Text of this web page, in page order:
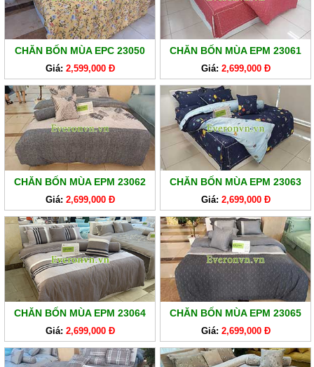
CHĂN BỐN MÙA EPC 23050
Giá: 2,599,000 Đ
CHĂN BỐN MÙA EPM 23061
Giá: 2,699,000 Đ
CHĂN BỐN MÙA EPM 23062
Giá: 2,699,000 Đ
CHĂN BỐN MÙA EPM 23063
Giá: 2,699,000 Đ
CHĂN BỐN MÙA EPM 23064
Giá: 2,699,000 Đ
CHĂN BỐN MÙA EPM 23065
Giá: 2,699,000 Đ